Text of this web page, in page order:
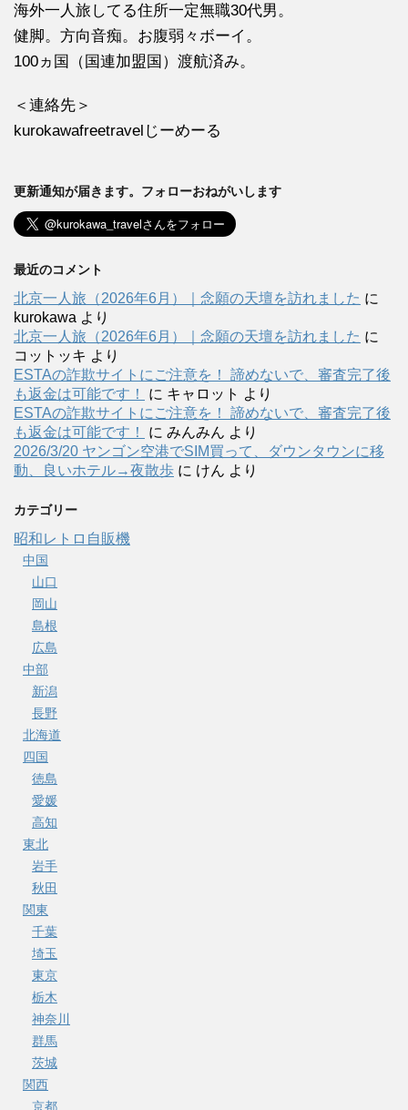
海外一人旅してる住所一定無職30代男。
健脚。方向音痴。お腹弱々ボーイ。
100ヵ国（国連加盟国）渡航済み。
＜連絡先＞
kurokawafreetravelじーめーる
更新通知が届きます。フォローおねがいします
最近のコメント
北京一人旅（2026年6月）｜念願の天壇を訪れました に
kurokawa より
北京一人旅（2026年6月）｜念願の天壇を訪れました に
コットッキ より
ESTAの詐欺サイトにご注意を！ 諦めないで、審査完了後
も返金は可能です！
に キャロット より
ESTAの詐欺サイトにご注意を！ 諦めないで、審査完了後
も返金は可能です！
に みんみん より
2026/3/20 ヤンゴン空港でSIM買って、ダウンタウンに移
動、良いホテル→夜散歩 に けん より
カテゴリー
昭和レトロ自販機
中国
山口
岡山
島根
広島
中部
新潟
長野
北海道
四国
徳島
愛媛
高知
東北
岩手
秋田
関東
千葉
埼玉
東京
栃木
神奈川
群馬
茨城
関西
京都